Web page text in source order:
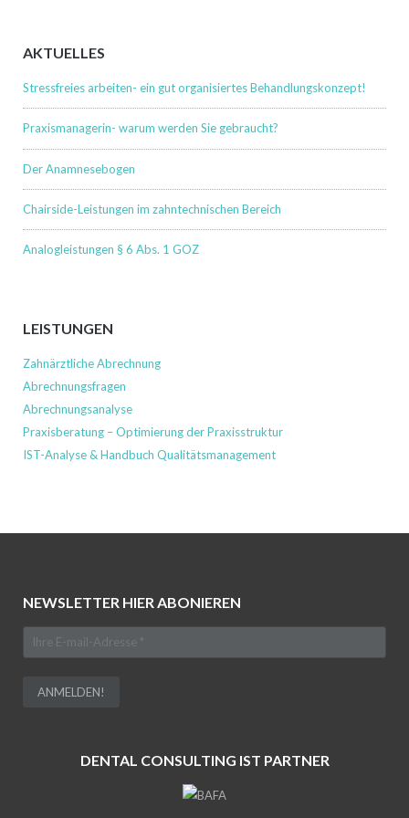
AKTUELLES
Stressfreies arbeiten- ein gut organisiertes Behandlungskonzept!
Praxismanagerin- warum werden Sie gebraucht?
Der Anamnesebogen
Chairside-Leistungen im zahntechnischen Bereich
Analogleistungen § 6 Abs. 1 GOZ
LEISTUNGEN
Zahnärztliche Abrechnung
Abrechnungsfragen
Abrechnungsanalyse
Praxisberatung – Optimierung der Praxisstruktur
IST-Analyse & Handbuch Qualitätsmanagement
NEWSLETTER HIER ABONIEREN
DENTAL CONSULTING IST PARTNER